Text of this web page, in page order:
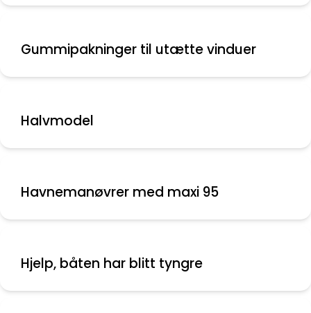
Gummipakninger til utætte vinduer
Halvmodel
Havnemanøvrer med maxi 95
Hjelp, båten har blitt tyngre